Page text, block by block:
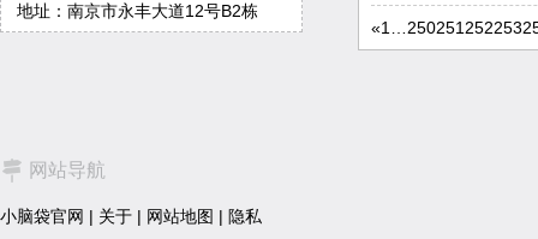
地址：南京市永丰大道12号B2栋
«1 250251 252253
网站导航
小脑袋官网 | 关于 | 网站地图 | 隐私